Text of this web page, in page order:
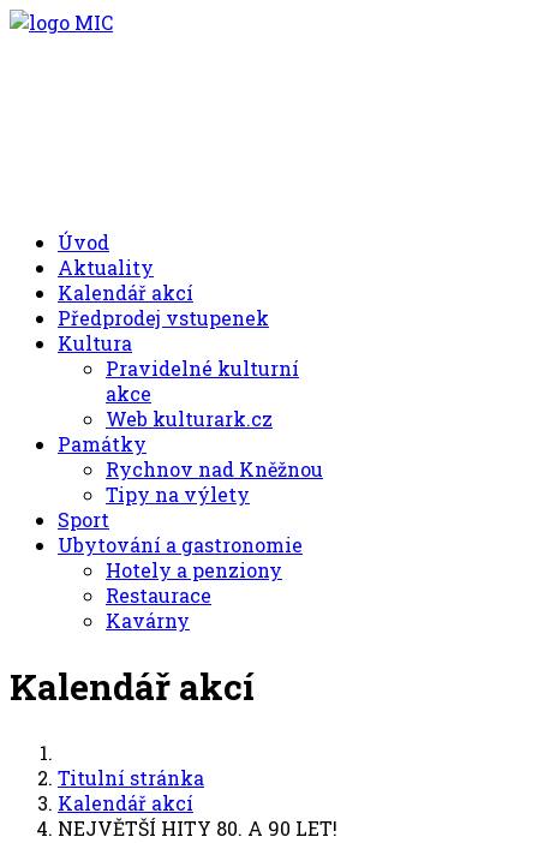
Úvod
Aktuality
Kalendář akcí
Předprodej vstupenek
Kultura
Pravidelné kulturní
akce
Web kulturark.cz
Památky
Rychnov nad Kněžnou
Tipy na výlety
Sport
Ubytování a gastronomie
Hotely a penziony
Restaurace
Kavárny
Kalendář akcí
Titulní stránka
Kalendář akcí
NEJVĚTŠÍ HITY 80. A 90 LET!